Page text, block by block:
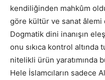
kendiliğinden mahkûm
göre kültür ve sanat
Dogmatik dini inanışın
onu sıkıca kontrol altında
nitelikli ürün yaratımında
Hele İslamcıların sadece